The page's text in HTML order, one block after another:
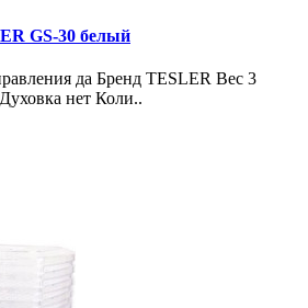
GS-30 белый
да Бренд TESLER Вес 3
нет Коли..